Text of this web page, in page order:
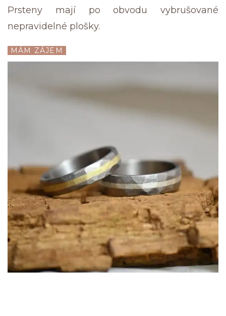
Prsteny mají po obvodu vybrušované
nepravidelné plošky.
MÁM ZÁJEM